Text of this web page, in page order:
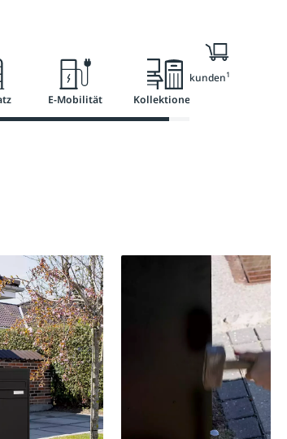
E-Mobilität Kollektionen
Nur für Geschäftskunden1